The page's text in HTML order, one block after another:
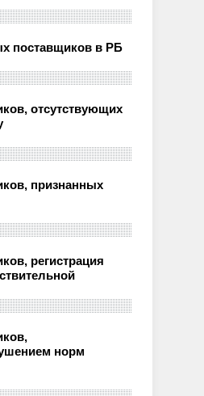
поставщиков в РБ
отсутствующих
признанных
регистрация
норм